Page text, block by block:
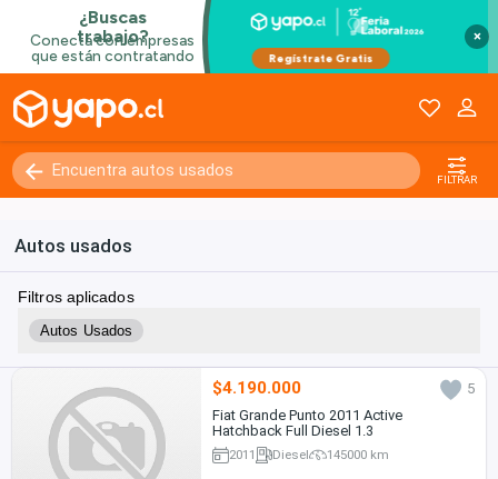
×
FILTRAR
Autos usados
Filtros aplicados
Autos Usados
$4.190.000
5
Fiat Grande Punto 2011 Active
Hatchback Full Diesel 1.3
2011 Diesel 145000 km